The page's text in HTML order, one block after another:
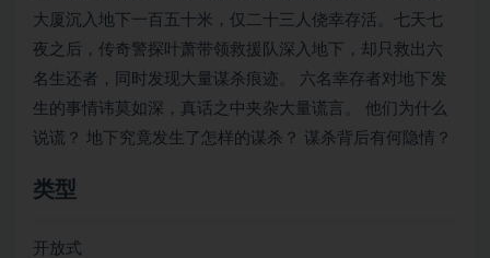
大厦沉入地下一百五十米，仅二十三人侥幸存活。七天七
夜之后，传奇警探叶萧带领救援队深入地下，却只救出六
名生还者，同时发现大量谋杀痕迹。 六名幸存者对地下发
生的事情讳莫如深，真话之中夹杂大量谎言。 他们为什么
说谎？ 地下究竟发生了怎样的谋杀？ 谋杀背后有何隐情？
类型
开放式